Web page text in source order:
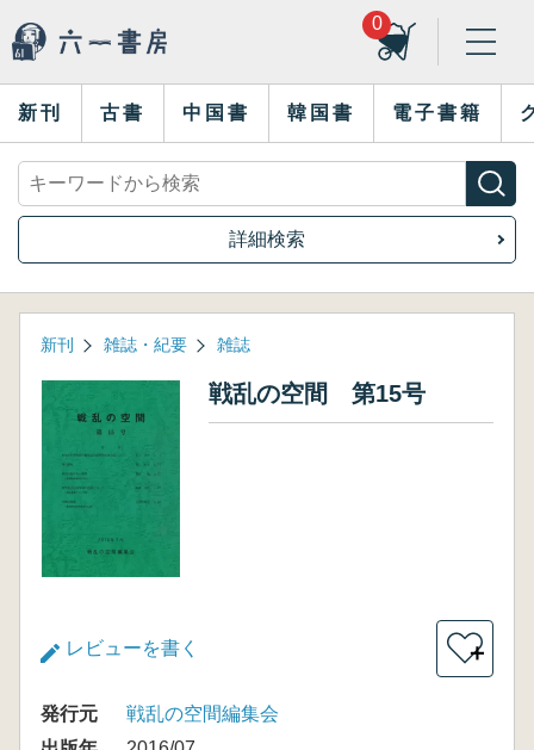
0
新刊 古書 中国書 韓国書 電子書籍
詳細検索
新刊 雑誌・紀要 雑誌
戦乱の空間 第15号
レビューを書く ＋
発行元
戦乱の空間編集会